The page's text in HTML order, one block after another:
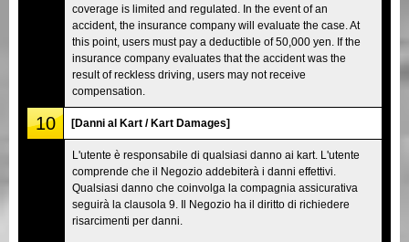
coverage is limited and regulated. In the event of an
accident, the insurance company will evaluate the case. At
this point, users must pay a deductible of 50,000 yen. If the
insurance company evaluates that the accident was the
result of reckless driving, users may not receive
compensation.
10 [Danni al Kart / Kart Damages]
L'utente è responsabile di qualsiasi danno ai kart. L'utente
comprende che il Negozio addebiterà i danni effettivi.
Qualsiasi danno che coinvolga la compagnia assicurativa
seguirà la clausola 9. Il Negozio ha il diritto di richiedere
risarcimenti per danni.